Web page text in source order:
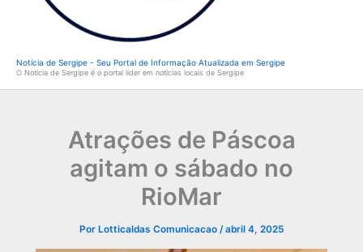
Notícia de Sergipe - Seu Portal de Informação Atualizada em Sergipe
O Notícia de Sergipe é o portal líder em notícias locais de Sergipe
Atrações de Páscoa
agitam o sábado no
RioMar
Por Lotticaldas Comunicacao /abril 4, 2025